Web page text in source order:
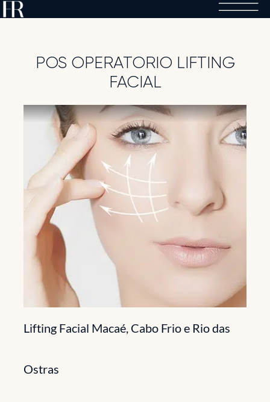
Skip
POS OPERATORIO LIFTING
FACIAL
Lifting Facial Macaé, Cabo Frio e Rio das
Ostras